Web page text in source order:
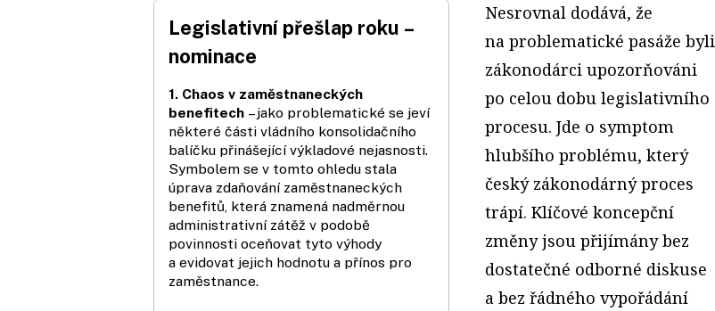
Legislativní přešlap roku –
nominace
1. Chaos v zaměstnaneckých
benefitech – jako problematické se jeví
některé části vládního konsolidačního
balíčku přinášející výkladové nejasnosti.
Symbolem se v tomto ohledu stala
úprava zdaňování zaměstnaneckých
benefitů, která znamená nadměrnou
administrativní zátěž v podobě
povinnosti oceňovat tyto výhody
a evidovat jejich hodnotu a přínos pro
zaměstnance.
Nesrovnal dodává, že
na problematické pasáže byli
zákonodárci upozorňováni
po celou dobu legislativního
procesu. Jde o symptom
hlubšího problému, který
český zákonodárný proces
trápí. Klíčové koncepční
změny jsou přijímány bez
dostatečné odborné diskuse
a bez řádného vypořádání